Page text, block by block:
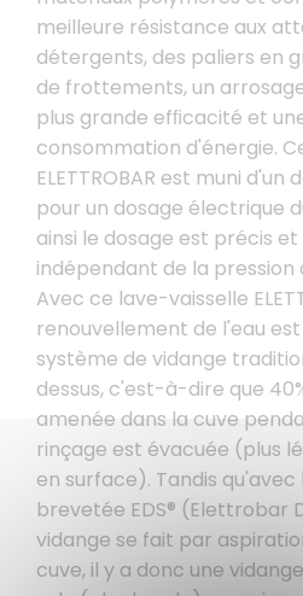
meilleure résistance aux
détergents, des paliers en
de frottements, un
plus grande efﬁcacité et
consommation d'énergie.
ELETTROBAR est muni
pour un dosage électrique
ainsi le dosage est précis
indépendant de la pression
Avec ce lave-vaisselle
renouvellement de l'eau
système de vidange
dessus, c'est-à-dire que
amenée dans la cuve
rinçage est évacuée (plus
en surface). Tandis
brevetée EDS® (Elettrobar
vidange se fait par
cuve, il y a donc une